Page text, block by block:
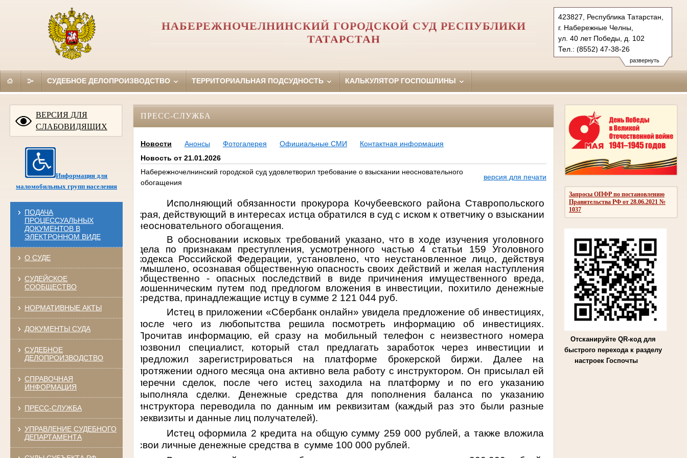
развернуть
423827, Республика Татарстан,
г. Набережные Челны,
ул. 40 лет Победы, д. 102
Тел.: (8552) 47-38-26
naberezhno-
chelninsky.tat@sudrf.ru
НАБЕРЕЖНОЧЕЛНИНСКИЙ ГОРОДСКОЙ СУД РЕСПУБЛИКИ
ТАТАРСТАН
СУДЕБНОЕ ДЕЛОПРОИЗВОДСТВО ТЕРРИТОРИАЛЬНАЯ ПОДСУДНОСТЬ КАЛЬКУЛЯТОР ГОСПОШЛИНЫ
ВЕРСИЯ ДЛЯ
СЛАБОВИДЯЩИХ
Информация для
маломобильных групп населения
ПОДАЧА
ПРОЦЕССУАЛЬНЫХ
ДОКУМЕНТОВ В
ЭЛЕКТРОННОМ ВИДЕ
О СУДЕ
СУДЕЙСКОЕ
СООБЩЕСТВО
НОРМАТИВНЫЕ АКТЫ
ДОКУМЕНТЫ СУДА
СУДЕБНОЕ
ДЕЛОПРОИЗВОДСТВО
СПРАВОЧНАЯ
ИНФОРМАЦИЯ
ПРЕСС-СЛУЖБА
УПРАВЛЕНИЕ СУДЕБНОГО
ДЕПАРТАМЕНТА
Запросы ОПФР по постановлению
Правительства РФ от 28.06.2021 №
1037
Отсканируйте QR-код для
быстрого перехода к разделу
настроек Госпочты
ПРЕСС-СЛУЖБА
Новости Анонсы Фотогалерея Официальные СМИ
Контактная информация
Новость от 21.01.2026
Набережночелнинский городской суд удовлетворил требование о взыскании неосновательного
обогащения
версия для печати
Исполняющий обязанности прокурора Кочубеевского района Ставропольского
края, действующий в интересах истца обратился в суд с иском к ответчику о взыскании
неосновательного обогащения.
В обосновании исковых требований указано, что в ходе изучения уголовного
дела по признакам преступления, усмотренного частью 4 статьи 159 Уголовного
кодекса Российской Федерации, установлено, что неустановленное лицо, действуя
умышлено, осознавая общественную опасность своих действий и желая наступления
общественно - опасных последствий в виде причинения имущественного вреда,
мошенническим путем под предлогом вложения в инвестиции, похитило денежные
средства, принадлежащие истцу в сумме 2 121 044 руб.
Истец в приложении «Сбербанк онлайн» увидела предложение об инвестициях,
после чего из любопытства решила посмотреть информацию об инвестициях.
Прочитав информацию, ей сразу на мобильный телефон с неизвестного номера
позвонил специалист, который стал предлагать заработок через инвестиции и
предложил зарегистрироваться на платформе брокерской биржи. Далее на
протяжении одного месяца она активно вела работу с инструктором. Он присылал ей
перечни сделок, после чего истец заходила на платформу и по его указанию
выполняла сделки. Денежные средства для пополнения баланса по указанию
инструктора переводила по данным им реквизитам (каждый раз это были разные
реквизиты и данные лиц получателей).
Истец оформила 2 кредита на общую сумму 259 000 рублей, а также вложила
свои личные денежные средства в сумме 100 000 рублей.